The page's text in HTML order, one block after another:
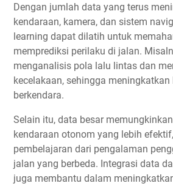
Dengan jumlah data yang terus
kendaraan, kamera, dan sistem
learning dapat dilatih untuk
memprediksi perilaku di jalan.
menganalisis pola lalu lintas dan
kecelakaan, sehingga
berkendara.
Selain itu, data besar
kendaraan otonom yang lebih
pembelajaran dari pengalaman
jalan yang berbeda. Integrasi data
juga membantu dalam